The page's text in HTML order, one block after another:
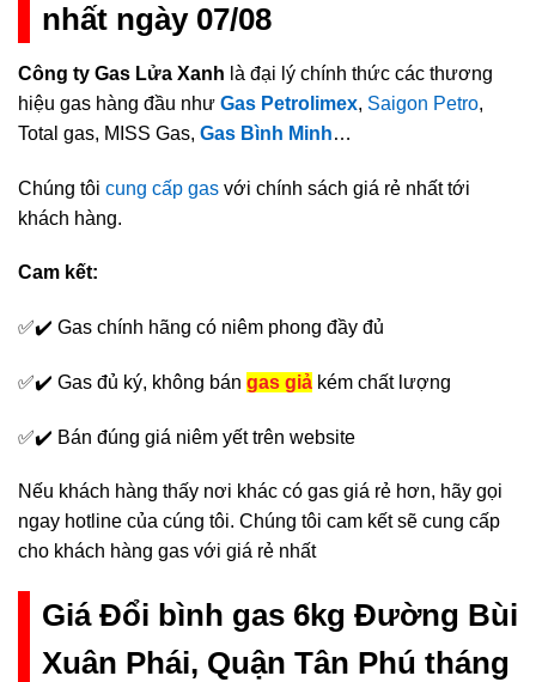
nhất ngày 07/08
Công ty Gas Lửa Xanh là đại lý chính thức các thương
hiệu gas hàng đầu như Gas Petrolimex, Saigon Petro,
Total gas, MISS Gas, Gas Bình Minh…
Chúng tôi cung cấp gas với chính sách giá rẻ nhất tới
khách hàng.
Cam kết:
✅✔️ Gas chính hãng có niêm phong đầy đủ
✅✔️ Gas đủ ký, không bán gas giả kém chất lượng
✅✔️ Bán đúng giá niêm yết trên website
Nếu khách hàng thấy nơi khác có gas giá rẻ hơn, hãy gọi
ngay hotline của cúng tôi. Chúng tôi cam kết sẽ cung cấp
cho khách hàng gas với giá rẻ nhất
Giá Đổi bình gas 6kg Đường Bùi
Xuân Phái, Quận Tân Phú tháng